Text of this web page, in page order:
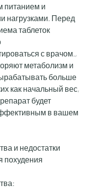
питанием и
нагрузками. Перед
таблеток
с врачом.,
метаболизм и
больше
как начальный вес,
будет
в вашем
и недостатки
похудения